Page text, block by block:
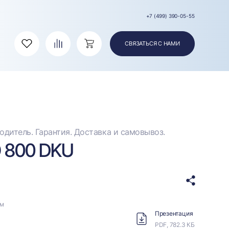
+7 (499) 390-05-55
Избранное СравнениеКорзина СВЯЗАТЬСЯ С НАМИ
Гарантия. Доставка и самовывоз.
DKU
Презентация
PDF, 782.3 КБ